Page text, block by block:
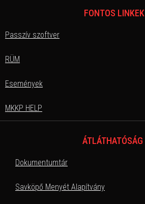
FONTOS LINKEK
Passzív szoftver
RÜM
Események
MKKP HELP
ÁTLÁTHATÓSÁG
Dokumentumtár
Savköpő Menyét Alapítvány